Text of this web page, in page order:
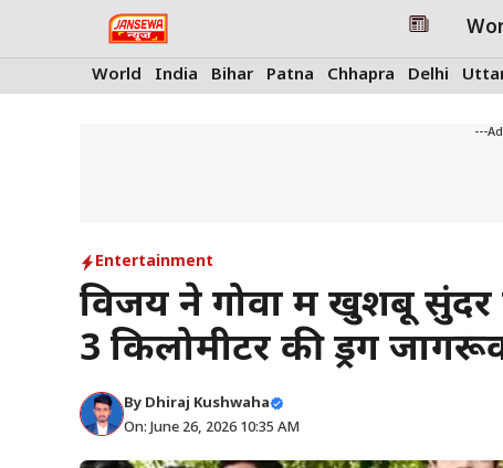
World India Bihar Patna Chhapra Delhi
---
Entertainment
विजय ने गोवा में खुशबू सुंदर
3 किलोमीटर की ड्रग
By Dhiraj Kushwaha
On: June 26, 2026 10:35 AM